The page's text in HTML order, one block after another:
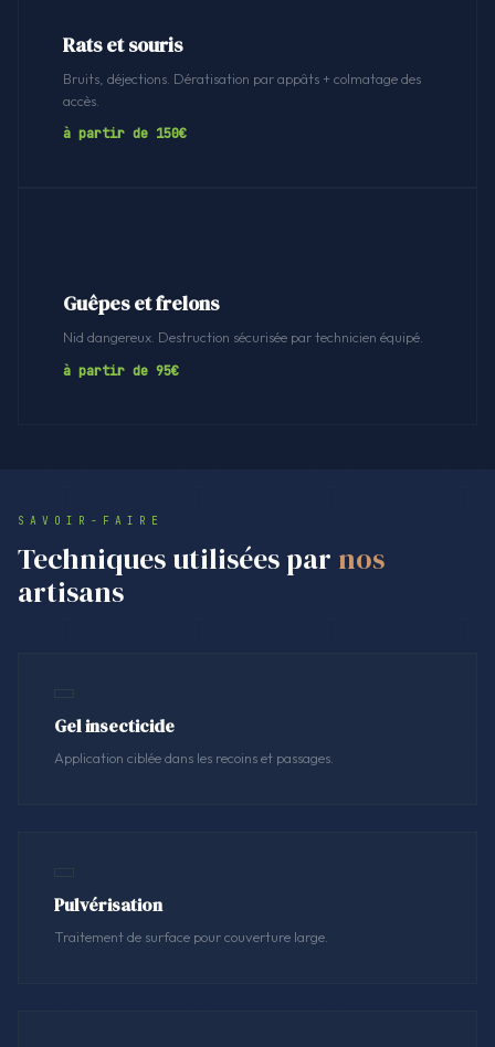
Rats et souris
Bruits, déjections. Dératisation par appâts + colmatage des
accès.
à partir de 150€
Guêpes et frelons
Nid dangereux. Destruction sécurisée par technicien équipé.
à partir de 95€
SAVOIR-FAIRE
Techniques utilisées par nos
artisans
Gel insecticide
Application ciblée dans les recoins et passages.
Pulvérisation
Traitement de surface pour couverture large.